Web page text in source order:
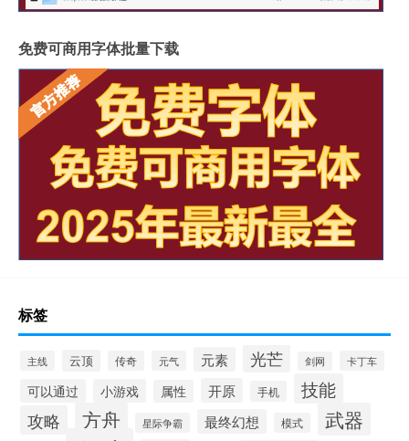
免费可商用字体批量下载
标签
主线 云顶 传奇 元气 元素 光芒 剑网 卡丁车
可以通过 小游戏 属性 开原 手机 技能
攻略 方舟 星际争霸 最终幻想 模式 武器